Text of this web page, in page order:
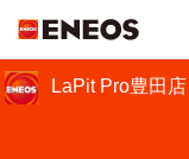
LaPit Pro豊田